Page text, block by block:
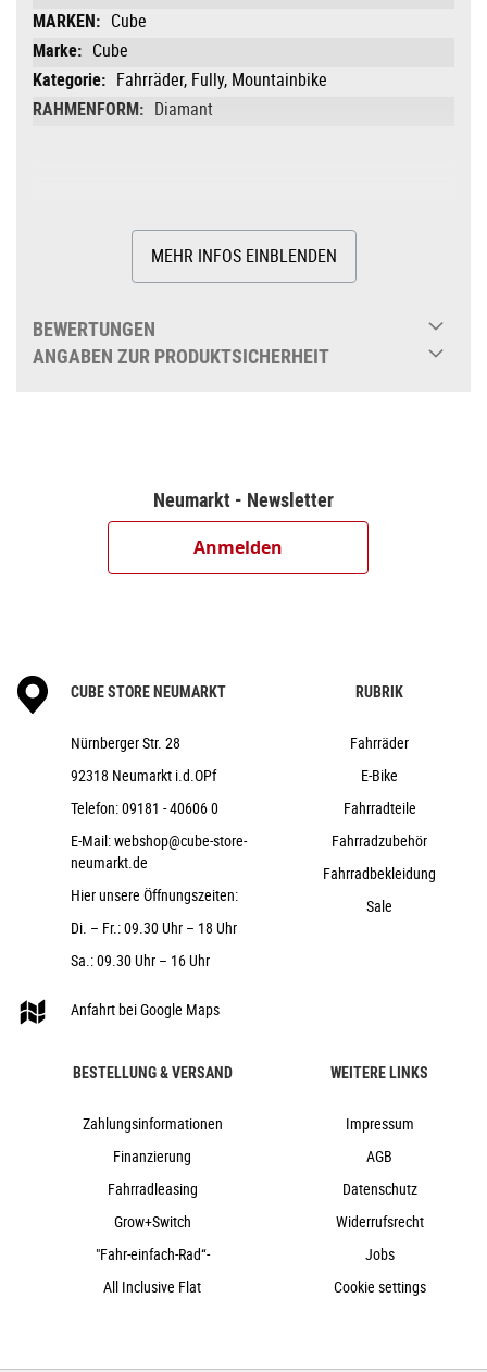
Cube
Cube
Fahrräder, Fully, Mountainbike
Diamant
MEHR INFOS EINBLENDEN
BEWERTUNGEN
ANGABEN ZUR PRODUKTSICHERHEIT
Neumarkt - Newsletter
Anmelden
CUBE STORE NEUMARKT
Nürnberger Str. 28
92318 Neumarkt i.d.OPf
Telefon:09181 - 40606 0
E-Mail:webshop@cube-store-
neumarkt.de
Hier unsere Öffnungszeiten:
Di. – Fr.: 09.30 Uhr – 18 Uhr
Sa.: 09.30 Uhr – 16 Uhr
Anfahrt bei Google Maps
RUBRIK
Fahrräder
E-Bike
Fahrradteile
Fahrradzubehör
Fahrradbekleidung
Sale
BESTELLUNG & VERSAND
Zahlungsinformationen
Finanzierung
Fahrradleasing
Grow+Switch
"Fahr-einfach-Rad“-
All Inclusive Flat
WEITERE LINKS
Impressum
AGB
Datenschutz
Widerrufsrecht
Jobs
Cookie settings